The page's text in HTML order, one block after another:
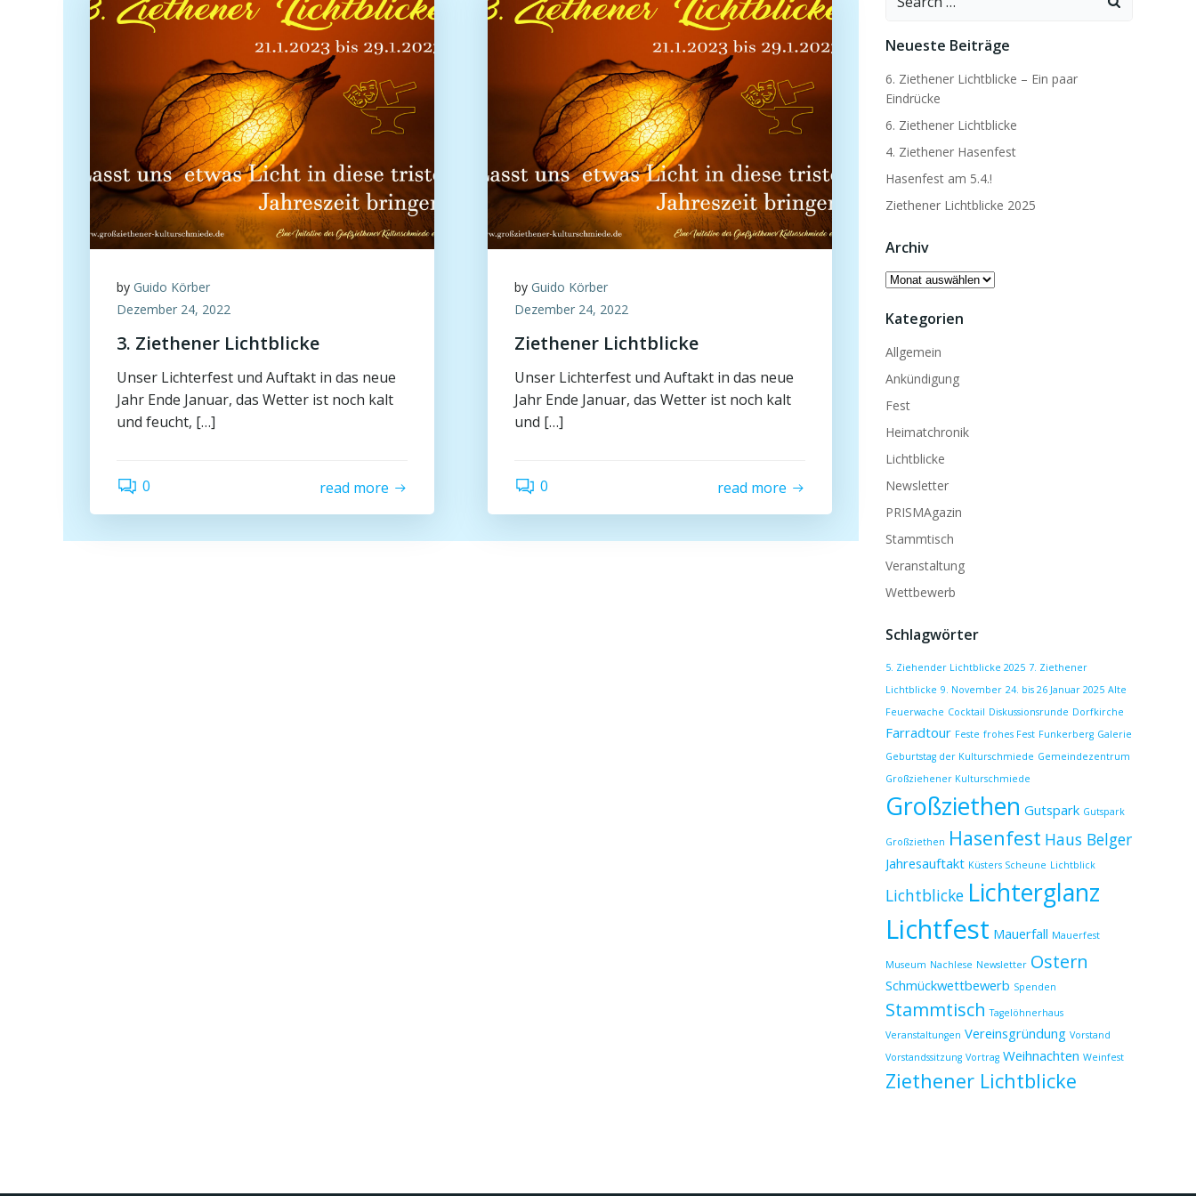
by Guido Körber
Dezember 24, 2022
3. Ziethener Lichtblicke
Unser Lichterfest und Auftakt in das neue
Jahr Ende Januar, das Wetter ist noch kalt
und feucht, […]
0 read more
by Guido Körber
Dezember 24, 2022
Ziethener Lichtblicke
Unser Lichterfest und Auftakt in das neue
Jahr Ende Januar, das Wetter ist noch kalt
und […]
0 read more
Neueste Beiträge
6. Ziethener Lichtblicke – Ein paar
Eindrücke
6. Ziethener Lichtblicke
4. Ziethener Hasenfest
Hasenfest am 5.4.!
Ziethener Lichtblicke 2025
Archiv
Archiv
Kategorien
Allgemein
Ankündigung
Fest
Heimatchronik
Lichtblicke
Newsletter
PRISMAgazin
Stammtisch
Veranstaltung
Wettbewerb
Schlagwörter
5. Ziehender Lichtblicke 2025 7. Ziethener
Lichtblicke 9. November 24. bis 26 Januar 2025 Alte
Feuerwache Cocktail Diskussionsrunde Dorfkirche
Farradtour Feste frohes Fest Funkerberg Galerie
Geburtstag der Kulturschmiede Gemeindezentrum
Großziehener Kulturschmiede
Großziethen Gutspark Gutspark
Großziethen Hasenfest Haus Belger
Jahresauftakt Küsters Scheune Lichtblick
Lichtblicke Lichterglanz
Lichtfest Mauerfall Mauerfest
Museum Nachlese Newsletter Ostern
Schmückwettbewerb Spenden
Stammtisch Tagelöhnerhaus
Veranstaltungen Vereinsgründung Vorstand
Vorstandssitzung Vortrag Weihnachten Weinfest
Ziethener Lichtblicke